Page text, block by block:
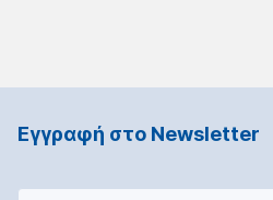
Εγγραφή στο Νewsletter